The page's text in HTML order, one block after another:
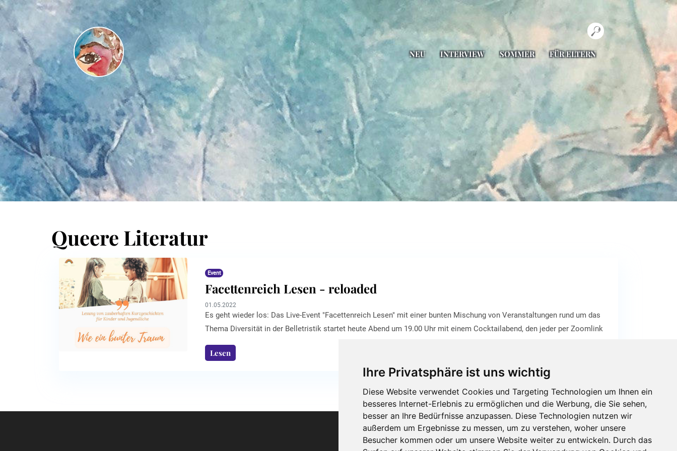
Ihre Privatsphäre ist uns wichtig
Diese Website verwendet Cookies und Targeting Technologien um Ihnen ein
besseres Internet-Erlebnis zu ermöglichen und die Werbung, die Sie sehen,
besser an Ihre Bedürfnisse anzupassen. Diese Technologien nutzen wir
außerdem um Ergebnisse zu messen, um zu verstehen, woher unsere
Besucher kommen oder um unsere Website weiter zu entwickeln. Durch das
NEU INTERVIEW SOMMER FÜR ELTERN
Queere Literatur
Event
Facettenreich Lesen - reloaded
01.05.2022
Es geht wieder los: Das Live-Event "Facettenreich Lesen" mit einer bunten Mischung von Veranstaltungen rund um das
Thema Diversität in der Belletristik startet heute Abend um 19.00 Uhr mit einem Cocktailabend, den jeder per Zoomlink
Runden und Online-Workshops, die von dem Instagram Account @facettenreichlesen aus organisiert werden Jeder Online-
Lesen